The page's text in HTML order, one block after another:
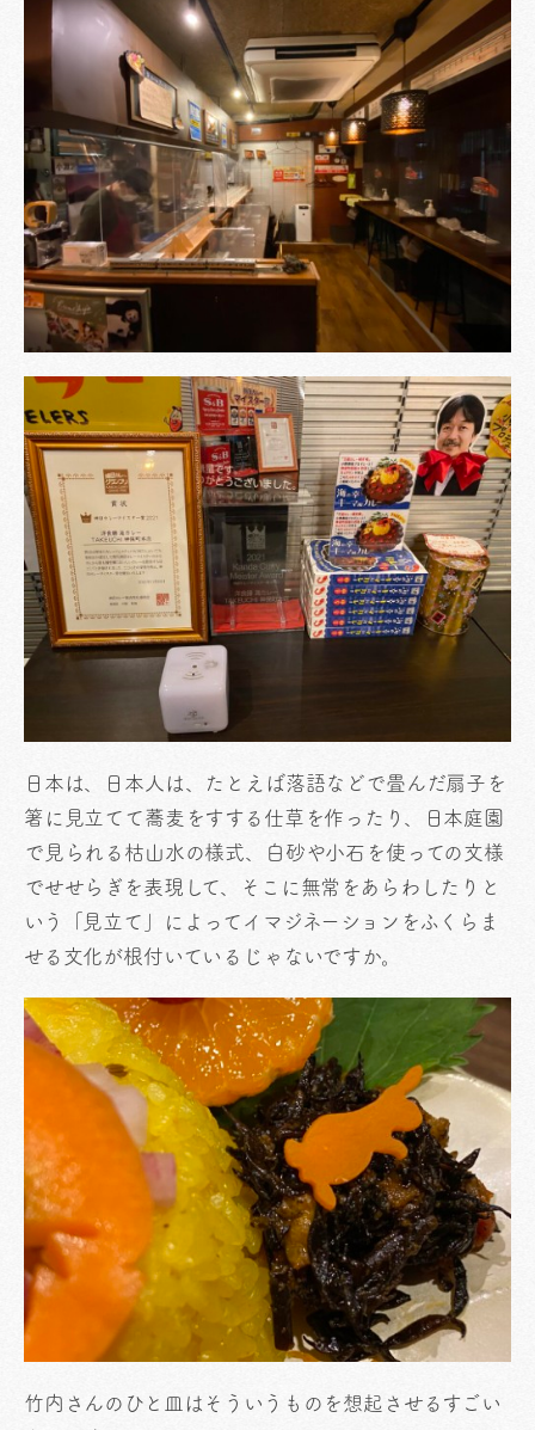
日本は、日本人は、たとえば落語などで畳んだ扇子を
箸に見立てて蕎麦をすする仕草を作ったり、日本庭園
で見られる枯山水の様式、白砂や小石を使っての文様
でせせらぎを表現して、そこに無常をあらわしたりと
いう「見立て」によってイマジネーションをふくらま
せる文化が根付いているじゃないですか。
竹内さんのひと皿はそういうものを想起させるすごい